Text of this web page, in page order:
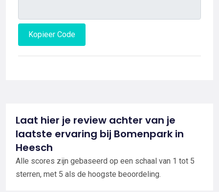
Kopieer Code
Laat hier je review achter van je
laatste ervaring bij Bomenpark in
Heesch
Alle scores zijn gebaseerd op een schaal van 1 tot 5
sterren, met 5 als de hoogste beoordeling.